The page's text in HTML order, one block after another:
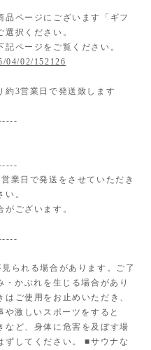
品ページにございます「ギフ
選択ください。
ページをご覧ください。
04/02/152126
約3営業日で発送致します
業日で発送をさせていただき
。
がございます。
られる場合があります。ご了
かぶれを生じる場合があり
ご使用をお止めいただき、
激しいスポーツをすると
など、身体に危害を及ぼす場
ずしてください。 ■サウナな